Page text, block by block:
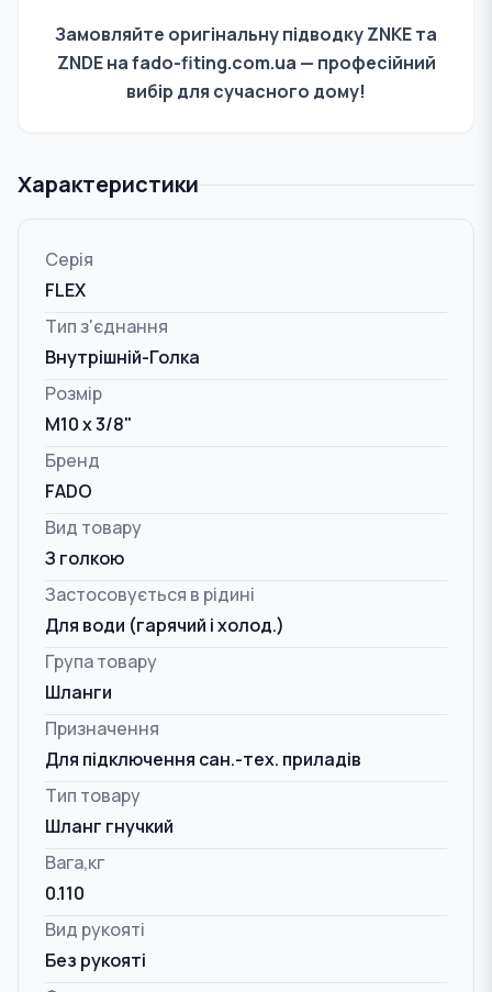
Замовляйте оригінальну підводкуZNKE та
ZNDEна fado-fiting.com.ua — професійний
вибір для сучасного дому!
Характеристики
Серія
FLEX
Тип з'єднання
Внутрішній-Голка
Розмір
M10 x 3/8"
Бренд
FADO
Вид товару
З голкою
Застосовується в рідині
Для води (гарячий і холод.)
Група товару
Шланги
Призначення
Для підключення сан.-тех. приладів
Тип товару
Шланг гнучкий
Вага,кг
0.110
Вид рукояті
Без рукояті